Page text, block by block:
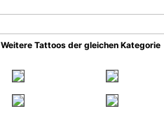
Weitere Tattoos der gleichen Kategorie